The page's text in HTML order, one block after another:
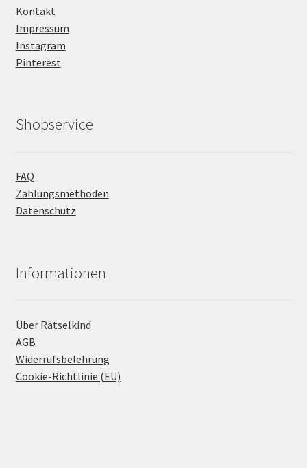
Kontakt
Impressum
Instagram
Pinterest
Shopservice
FAQ
Zahlungsmethoden
Datenschutz
Informationen
Über Rätselkind
AGB
Widerrufsbelehrung
Cookie-Richtlinie (EU)